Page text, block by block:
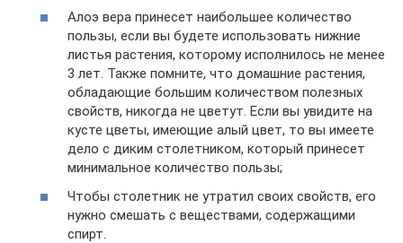
Алоэ вера принесет наибольшее количество
пользы, если вы будете использовать нижние
листья растения, которому исполнилось не менее
3 лет. Также помните, что домашние растения,
обладающие большим количеством полезных
свойств, никогда не цветут. Если вы увидите на
кусте цветы, имеющие алый цвет, то вы имеете
дело с диким столетником, который принесет
минимальное количество пользы;
Чтобы столетник не утратил своих свойств, его
нужно смешать с веществами, содержащими
спирт.